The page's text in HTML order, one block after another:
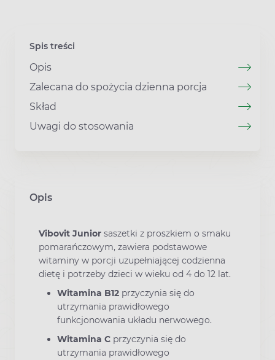
Spis treści
Opis
Zalecana do spożycia dzienna porcja
Skład
Uwagi do stosowania
Opis
Vibovit Junior saszetki z proszkiem o smaku
pomarańczowym, zawiera podstawowe
witaminy w porcji uzupełniającej codzienna
dietę i potrzeby dzieci w wieku od 4 do 12 lat.
Witamina B12 przyczynia się do
utrzymania prawidłowego
funkcjonowania układu nerwowego.
Witamina C przyczynia się do
utrzymania prawidłowego